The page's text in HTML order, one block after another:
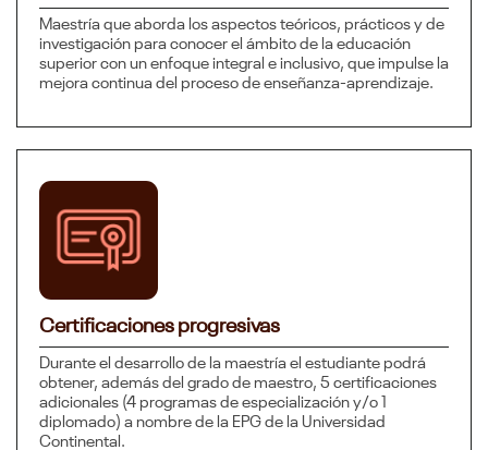
Maestría que aborda los aspectos teóricos, prácticos y de
investigación para conocer el ámbito de la educación
superior con un enfoque integral e inclusivo, que impulse la
mejora continua del proceso de enseñanza-aprendizaje.
Certificaciones progresivas
Durante el desarrollo de la maestría el estudiante podrá
obtener, además del grado de maestro, 5 certificaciones
adicionales (4 programas de especialización y/o 1
diplomado) a nombre de la EPG de la Universidad
Continental.